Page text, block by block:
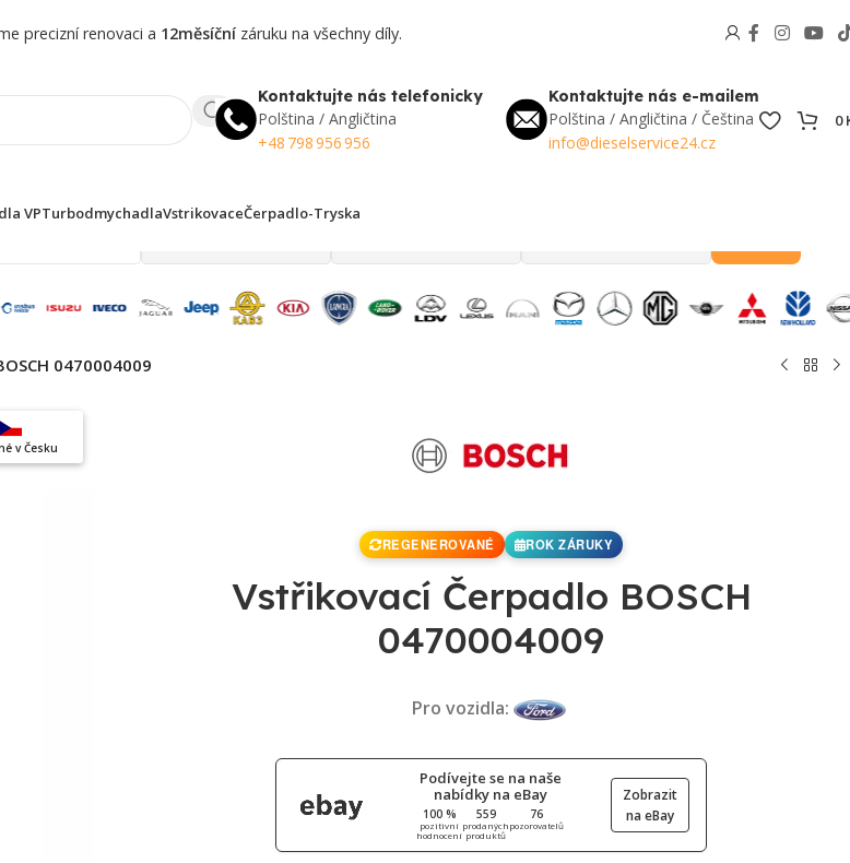
precizní renovaci a 12měsíčnízáruku na všechny díly.
Kontaktujte nás telefonicky
Polština / Angličtina
+48 798 956 956
Kontaktujte nás e-mailem
Polština / Angličtina / Čeština
info@dieselservice24.cz
0
VPTurbodmychadlaVstrikovaceČerpadlo-Tryska
0470004009
v Česku
REGENEROVANÉ ROK ZÁRUKY
Vstřikovací Čerpadlo BOSCH
0470004009
Pro vozidla:
Podívejte se na naše
nabídky na eBay
100 %
pozitivní
hodnocení
559
prodaných
produktů
76
pozorovatelů
Zobrazit
na eBay